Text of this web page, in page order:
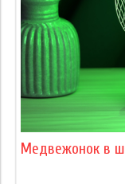
Медвежонок в